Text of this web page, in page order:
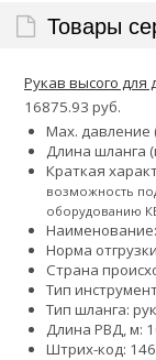
Товары
Рукав высого для
16875.93 руб.
Max. давление
Длина шланга
Краткая
возможность
оборудованию
Норма
Страна
Тип
Тип шланга:
Длина РВД, м:
Штрих-код: